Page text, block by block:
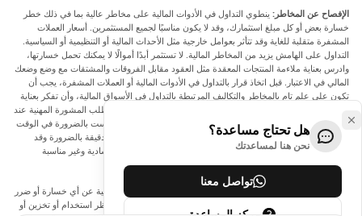
الإفصاح عن المخاطر: ينطوي التداول في الأدوات المالية على مخاطر عالية بما في ذلك خطر
خسارة بعض أو كل مبلغ استثمارك، وقد لا يكون مناسبًا لجميع المستثمرين. أسعار العملات
المشفرة متقلبة للغاية وقد تتأثر بعوامل خارجية مثل الأحداث المالية أو التنظيمية أو السياسية.
التداول على الهامش يزيد من المخاطر المالية. لا تستثمر أبدًا أموالًا لا يمكنك تحمل خسارتها،
وادرس بعناية ملاءمة المنتجات المعقدة مثل العقود مقابل الفروقات والمشتقات مع وضع وضعك
المالي في الاعتبار. قبل اتخاذ قرار بالتداول في الأدوات المالية أو العملات المشفرة، يجب أن
تكون على علم تام بالمخاطر والتكاليف المرتبطة بالتداول في الأسواق المالية، وأن تفكر بعناية
في أهدافك الاستثمارية ومستوى خبرتك ورغبتك في المخاطرة، وأن تطلب المشورة المهنية عند
الحاجة. تود Arincen أن تذكرك بأن البيانات الواردة في هذا الموقع ليست بالضرورة في الوقت
الفعلي وليست دقيقة. البيانات والأسعار الموجودة على الموقع ليست دقيقة بالضرورة وقد
تختلف عن السعر الفعلي في أي سوق معينة، مما يعني أن الأسعار إرشادية وغير مناسبة
لأغراض التداول.
لن يتحمل Arincen وأي مزود للبيانات الواردة في هذا الموقع المسؤولية عن أي خسارة أو ضرر
نتيجة لتداولك، أو اعتمادك على المعلومات الواردة في هذا الموقع. يحظر استخدام أو تخزين أو
هل تحتاج مساعدة؟
نحن هنا لمساعدتك
تواصل معنا